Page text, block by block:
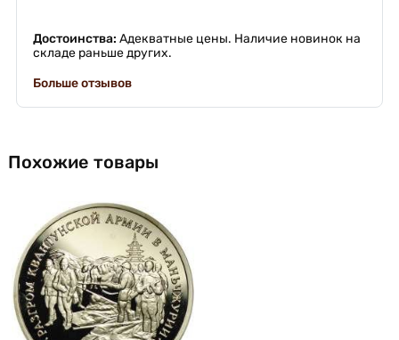
Достоинства: Адекватные цены. Наличие новинок на
складе раньше других.
Больше отзывов
Похожие товары